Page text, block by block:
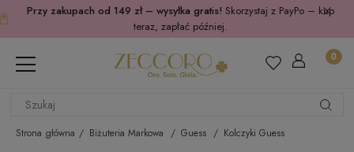
Przy zakupach od 149 zł – wysyłka gratis! Skorzystaj z PayPo – kup
teraz, zapłać później.
Strona główna Biżuteria Markowa Guess Kolczyki Guess